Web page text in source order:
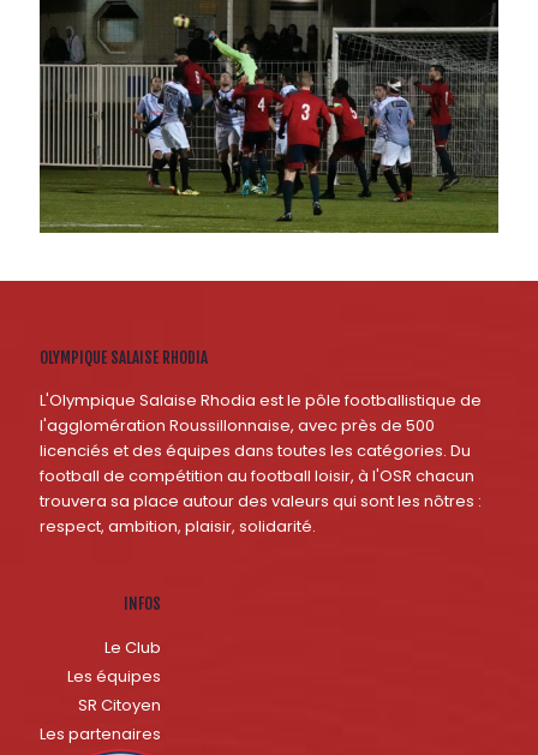
OLYMPIQUE SALAISE RHODIA
L'Olympique Salaise Rhodia est le pôle footballistique de
l'agglomération Roussillonnaise, avec près de 500
licenciés et des équipes dans toutes les catégories. Du
football de compétition au football loisir, à l'OSR chacun
trouvera sa place autour des valeurs qui sont les nôtres :
respect, ambition, plaisir, solidarité.
INFOS
Le Club
Les équipes
SR Citoyen
Les partenaires